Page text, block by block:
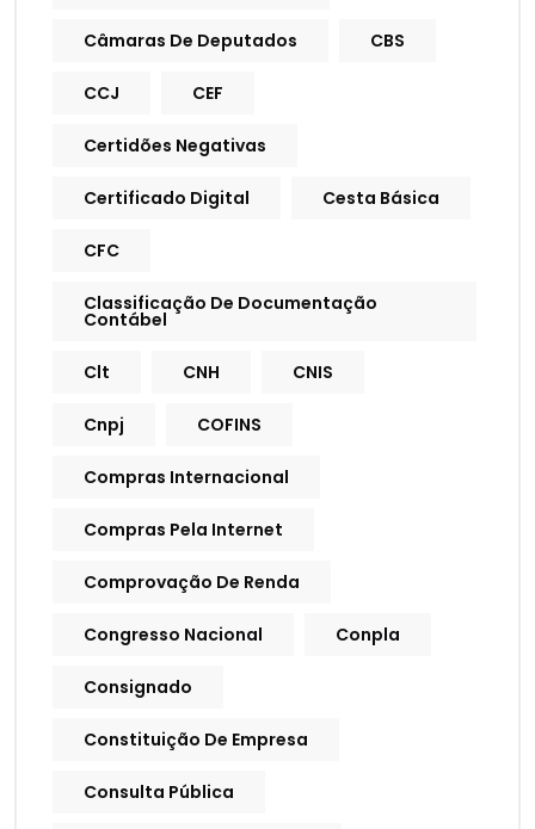
Câmaras De Deputados CBS
CCJ CEF
Certidões Negativas
Certificado Digital Cesta Básica
CFC
Classificação De Documentação
Contábel
Clt CNH CNIS
Cnpj COFINS
Compras Internacional
Compras Pela Internet
Comprovação De Renda
Congresso Nacional Conpla
Consignado
Constituição De Empresa
Consulta Pública